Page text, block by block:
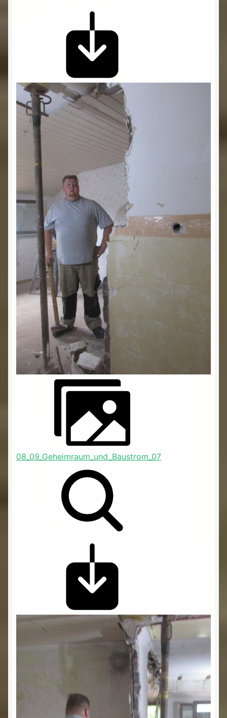
08_09_Geheimraum_und_Baustrom_07